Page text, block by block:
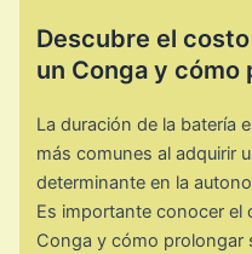
Descubre el
un Conga y
La duración de la batería
más comunes al adquirir
determinante en la
Es importante conocer el
Conga y cómo prolongar